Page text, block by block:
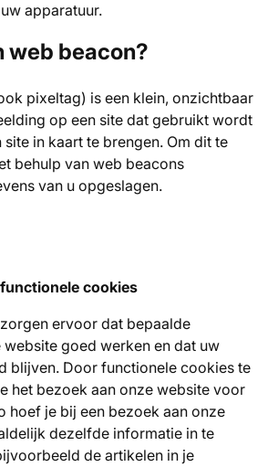
apparatuur.
web beacon?
pixeltag) is een klein, onzichtbaar
op een site dat gebruikt wordt
in kaart te brengen. Om dit te
behulp van web beacons
van u opgeslagen.
cookies
ervoor dat bepaalde
goed werken en dat uw
blijven. Door functionele cookies te
het bezoek aan onze website voor
hoef je bij een bezoek aan onze
dezelfde informatie in te
de artikelen in je